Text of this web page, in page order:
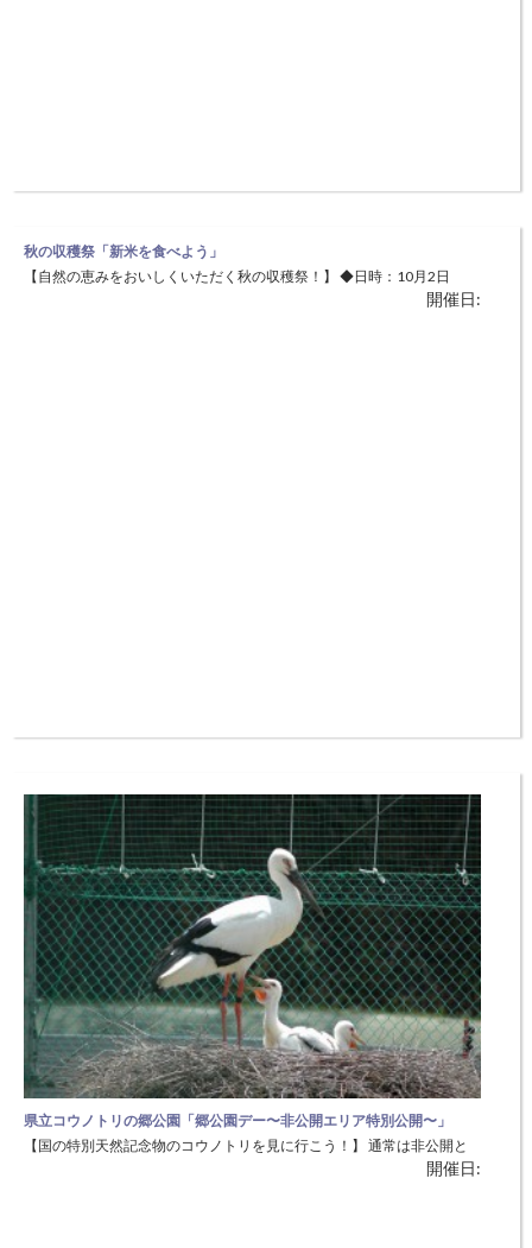
秋の収穫祭「新米を食べよう」
【自然の恵みをおいしくいただく秋の収穫祭！】 ◆日時：10月2日
（土） ◆場所：尼崎市立美方高原自然の家（美方郡香美町小代区） ◆
開催日:
県立コウノトリの郷公園「郷公園デー〜非公開エリア特別公開〜」
【国の特別天然記念物のコウノトリを見に行こう！】 通常は非公開と
している公園内の飼育ゾーンを２日間、特別に来園者に公開します。通
開催日: